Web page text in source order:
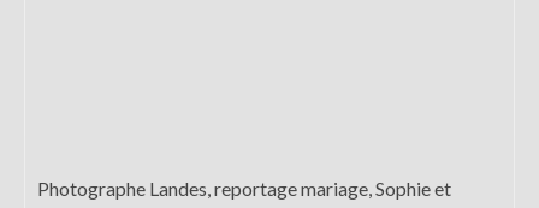
Photographe Landes, reportage mariage, Sophie et